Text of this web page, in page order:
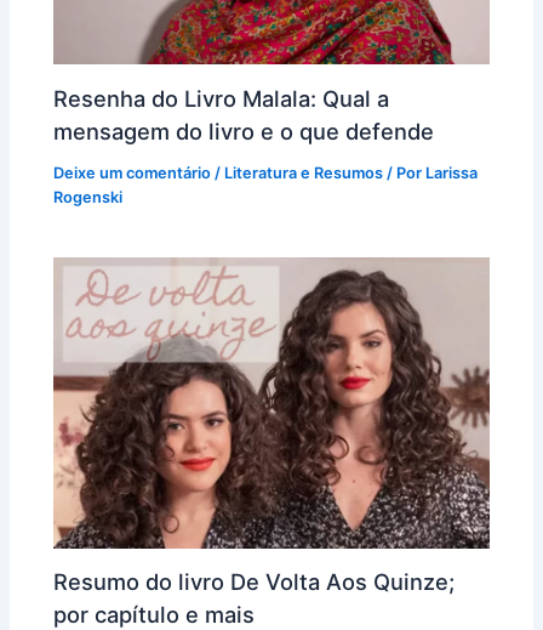
Resenha do Livro Malala: Qual a
mensagem do livro e o que defende
Deixe um comentário / Literatura e Resumos / Por Larissa
Rogenski
Resumo do livro De Volta Aos Quinze;
por capítulo e mais